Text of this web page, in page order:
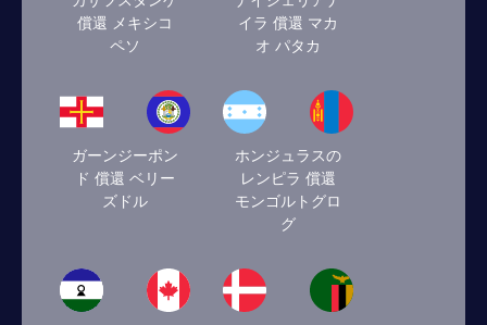
償還 メキシコ
ペソ
イラ 償還 マカ
オ パタカ
ガーンジーポン
ド 償還 ベリー
ズドル
ホンジュラスの
レンピラ 償還
モンゴルトグロ
グ